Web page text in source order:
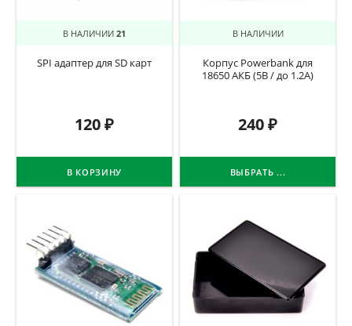
В НАЛИЧИИ 21
SPI адаптер для SD карт
120₽
В КОРЗИНУ
В НАЛИЧИИ
Корпус Powerbank для
18650 АКБ (5В / до 1.2А)
240₽
ВЫБРАТЬ ...